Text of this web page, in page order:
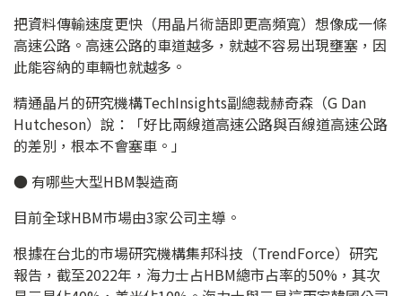
把資料傳輸速度更快（用晶片術語即更高頻寬）想像成一條
高速公路。高速公路的車道越多，就越不容易出現壅塞，因
此能容納的車輛也就越多。
精通晶片的研究機構TechInsights副總裁赫奇森（G Dan
Hutcheson）說：「好比兩線道高速公路與百線道高速公路
的差別，根本不會塞車。」
● 有哪些大型HBM製造商
目前全球HBM市場由3家公司主導。
根據在台北的市場研究機構集邦科技（TrendForce）研究
報告，截至2022年，海力士占HBM總市占率的50%，其次